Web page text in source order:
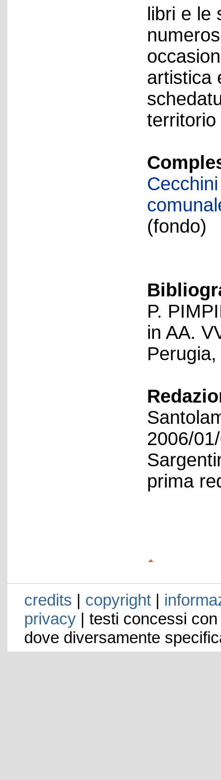
libri e le
artistica
(fondo)
P.
in AA.
2006/
prima
credits | copyright|
privacy| testi concessi
dove diversamente